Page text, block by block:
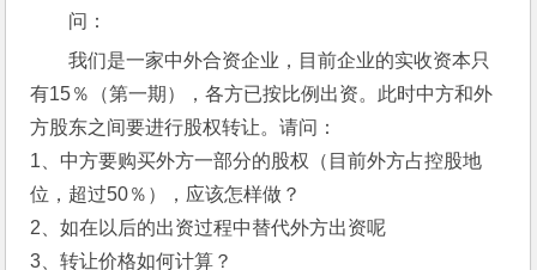
问：
我们是一家中外合资企业，目前企业的实收资本只
有15％（第一期），各方已按比例出资。此时中方和外
方股东之间要进行股权转让。请问：
1、中方要购买外方一部分的股权（目前外方占控股地
位，超过50％），应该怎样做？
2、如在以后的出资过程中替代外方出资呢
3、转让价格如何计算？